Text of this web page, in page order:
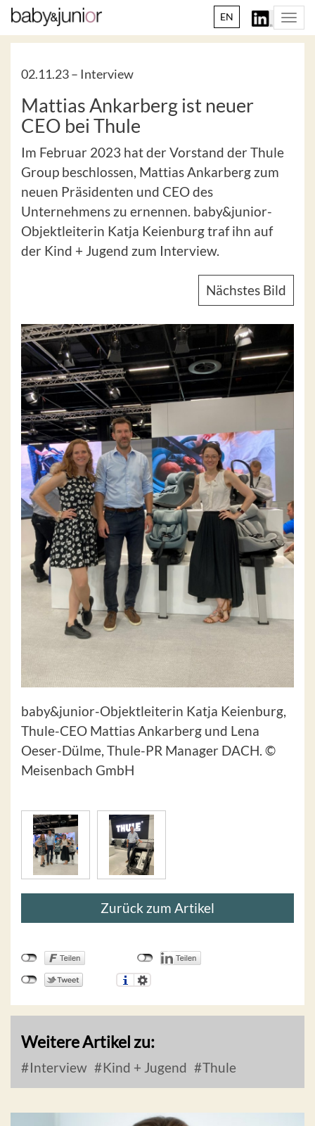
EN
02.11.23 – Interview
Mattias Ankarberg ist neuer
CEO bei Thule
Im Februar 2023 hat der Vorstand der Thule
Group beschlossen, Mattias Ankarberg zum
neuen Präsidenten und CEO des
Unternehmens zu ernennen. baby&junior-
Objektleiterin Katja Keienburg traf ihn auf
der Kind + Jugend zum Interview.
Nächstes Bild
baby&junior-Objektleiterin Katja Keienburg,
Thule-CEO Mattias Ankarberg und Lena
Oeser-Dülme, Thule-PR Manager DACH. ©
Meisenbach GmbH
Zurück zum Artikel
Weitere Artikel zu:
Interview Kind + Jugend Thule